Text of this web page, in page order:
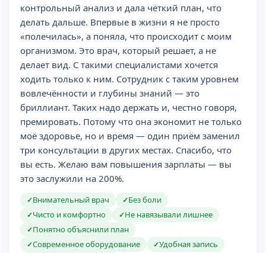
контрольный анализ и дала чёткий план, что
делать дальше. Впервые в жизни я не просто
«полечилась», а поняла, что происходит с моим
организмом. Это врач, который решает, а не
делает вид. С такими специалистами хочется
ходить только к ним. Сотрудник с таким уровнем
вовлечённости и глубины знаний — это
бриллиант. Таких надо держать и, честно говоря,
премировать. Потому что она экономит не только
моё здоровье, но и время — один приём заменил
три консультации в других местах. Спасибо, что
вы есть. Желаю вам повышения зарплаты — вы
это заслужили на 200%.
✓Внимательный врач ✓Без боли
✓Чисто и комфортно ✓Не навязывали лишнее
✓Понятно объяснили план
✓Современное оборудование ✓Удобная запись